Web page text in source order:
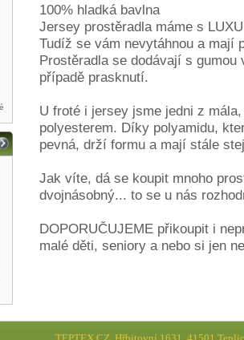
100% hladká bavlna
Jersey prostěradla máme s
Tudíž se vám nevytáhnou a mají
Prostěradla se dodávají s
případě prasknutí.
U froté i jersey jsme jedni z
polyesterem. Díky polyamidu,
pevná, drží formu a mají stále
Jak víte, dá se koupit mnoho
dvojnásobný... to se u nás
DOPORUČUJEME přikoupit i
malé děti, seniory a nebo si jen